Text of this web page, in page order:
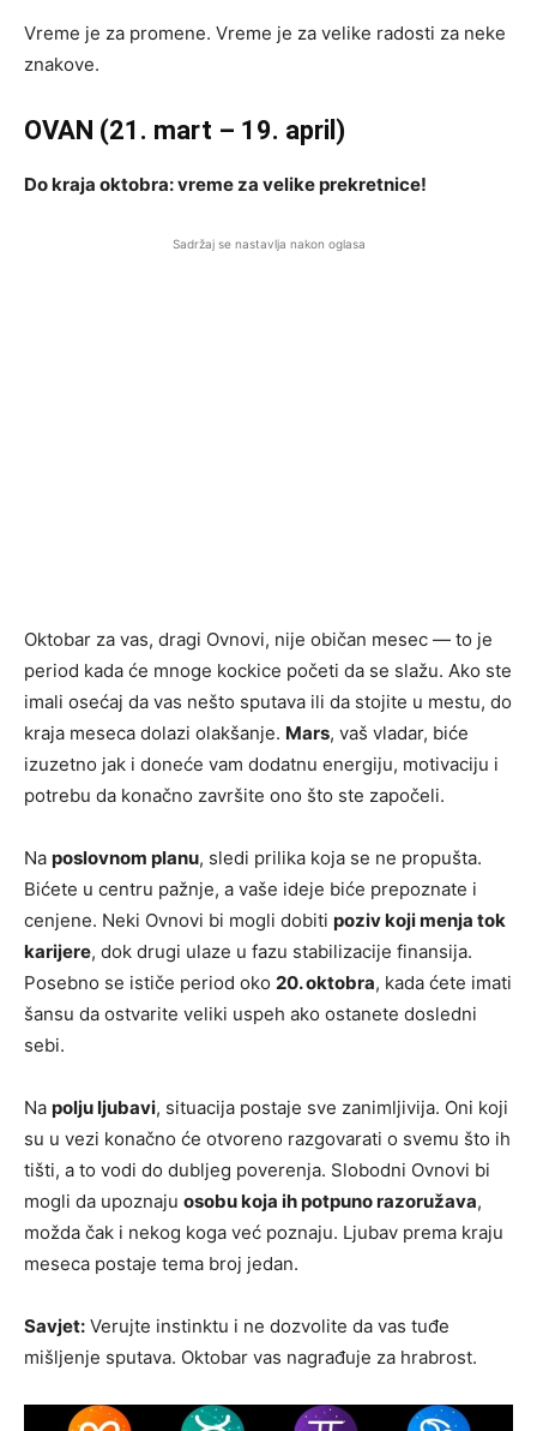
Vreme je za promene. Vreme je za velike radosti za neke
znakove.
OVAN (21. mart – 19. april)
Do kraja oktobra: vreme za velike prekretnice!
Sadržaj se nastavlja nakon oglasa
Oktobar za vas, dragi Ovnovi, nije običan mesec — to je
period kada će mnoge kockice početi da se slažu. Ako ste
imali osećaj da vas nešto sputava ili da stojite u mestu, do
kraja meseca dolazi olakšanje. Mars, vaš vladar, biće
izuzetno jak i doneće vam dodatnu energiju, motivaciju i
potrebu da konačno završite ono što ste započeli.
Na poslovnom planu, sledi prilika koja se ne propušta.
Bićete u centru pažnje, a vaše ideje biće prepoznate i
cenjene. Neki Ovnovi bi mogli dobiti poziv koji menja tok
karijere, dok drugi ulaze u fazu stabilizacije finansija.
Posebno se ističe period oko 20. oktobra, kada ćete imati
šansu da ostvarite veliki uspeh ako ostanete dosledni
sebi.
Na polju ljubavi, situacija postaje sve zanimljivija. Oni koji
su u vezi konačno će otvoreno razgovarati o svemu što ih
tišti, a to vodi do dubljeg poverenja. Slobodni Ovnovi bi
mogli da upoznaju osobu koja ih potpuno razoružava,
možda čak i nekog koga već poznaju. Ljubav prema kraju
meseca postaje tema broj jedan.
Savjet: Verujte instinktu i ne dozvolite da vas tuđe
mišljenje sputava. Oktobar vas nagrađuje za hrabrost.